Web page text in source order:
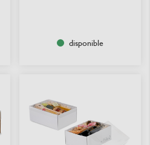
disponible